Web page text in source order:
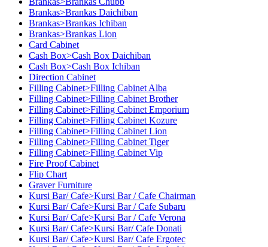
Brankas>Brankas Daichiban
Brankas>Brankas Ichiban
Brankas>Brankas Lion
Card Cabinet
Cash Box>Cash Box Daichiban
Cash Box>Cash Box Ichiban
Direction Cabinet
Filling Cabinet>Filling Cabinet Alba
Filling Cabinet>Filling Cabinet Brother
Filling Cabinet>Filling Cabinet Emporium
Filling Cabinet>Filling Cabinet Kozure
Filling Cabinet>Filling Cabinet Lion
Filling Cabinet>Filling Cabinet Tiger
Filling Cabinet>Filling Cabinet Vip
Fire Proof Cabinet
Flip Chart
Graver Furniture
Kursi Bar/ Cafe>Kursi Bar / Cafe Chairman
Kursi Bar/ Cafe>Kursi Bar / Cafe Subaru
Kursi Bar/ Cafe>Kursi Bar / Cafe Verona
Kursi Bar/ Cafe>Kursi Bar/ Cafe Donati
Kursi Bar/ Cafe>Kursi Bar/ Cafe Ergotec